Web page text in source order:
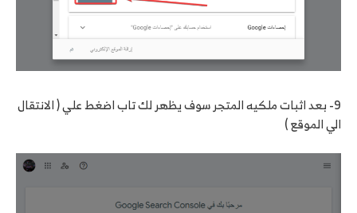
9- بعد اثبات ملكيه المتجر سوف يظهر لك تاب اضغط علي ( الانتقال
الي الموقع )